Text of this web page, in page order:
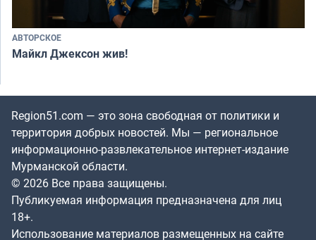
АВТОРСКОЕ
Майкл Джексон жив!
Region51.com — это зона свободная от политики и
территория добрых новостей. Мы — региональное
информационно-развлекательное интернет-издание
Мурманской области.
© 2026 Все права защищены.
Публикуемая информация предназначена для лиц
18+.
Использование материалов размещенных на сайте